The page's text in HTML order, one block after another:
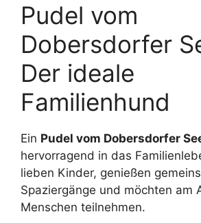
Pudel vom
Dobersdorfer
Der ideale
Familienhund
Ein Pudel vom Dobersdorfer
hervorragend in das
lieben Kinder, genießen
Spaziergänge und möchten am
Menschen teilnehmen.